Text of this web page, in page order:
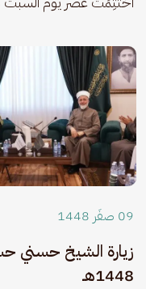
09 صفَر 1448
1448هـ